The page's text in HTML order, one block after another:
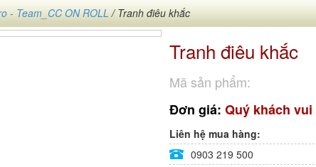
- Team_CC ON ROLL/ Tranh điêu khắc
Tranh điêu khắc
Mã sản phẩm:
Đơn giá: Quý khách
Liên hệ mua hàng:
0903 219 500